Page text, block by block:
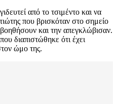
από το τσιμέντο και να
που βρισκόταν στο σημείο
και την απεγκλώβισαν.
διαπιστώθηκε ότι έχει
ώμο της.